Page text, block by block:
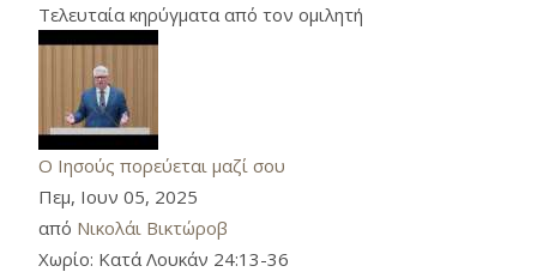
Τελευταία κηρύγματα από τον ομιλητή
Ο Ιησούς πορεύεται μαζί σου
Πεμ, Ιουν 05, 2025
από Νικολάι Βικτώροβ
Χωρίο: Κατά Λουκάν 24:13-36